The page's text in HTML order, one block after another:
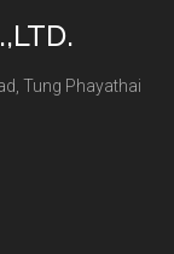
Tung Phayathai